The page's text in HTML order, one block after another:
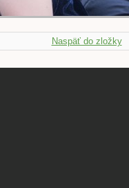
Naspäť do zložky